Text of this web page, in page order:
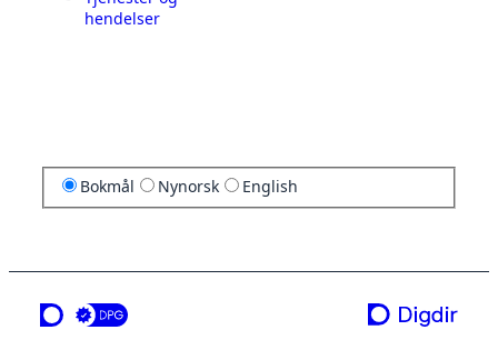
hendelser
Bokmål Nynorsk English